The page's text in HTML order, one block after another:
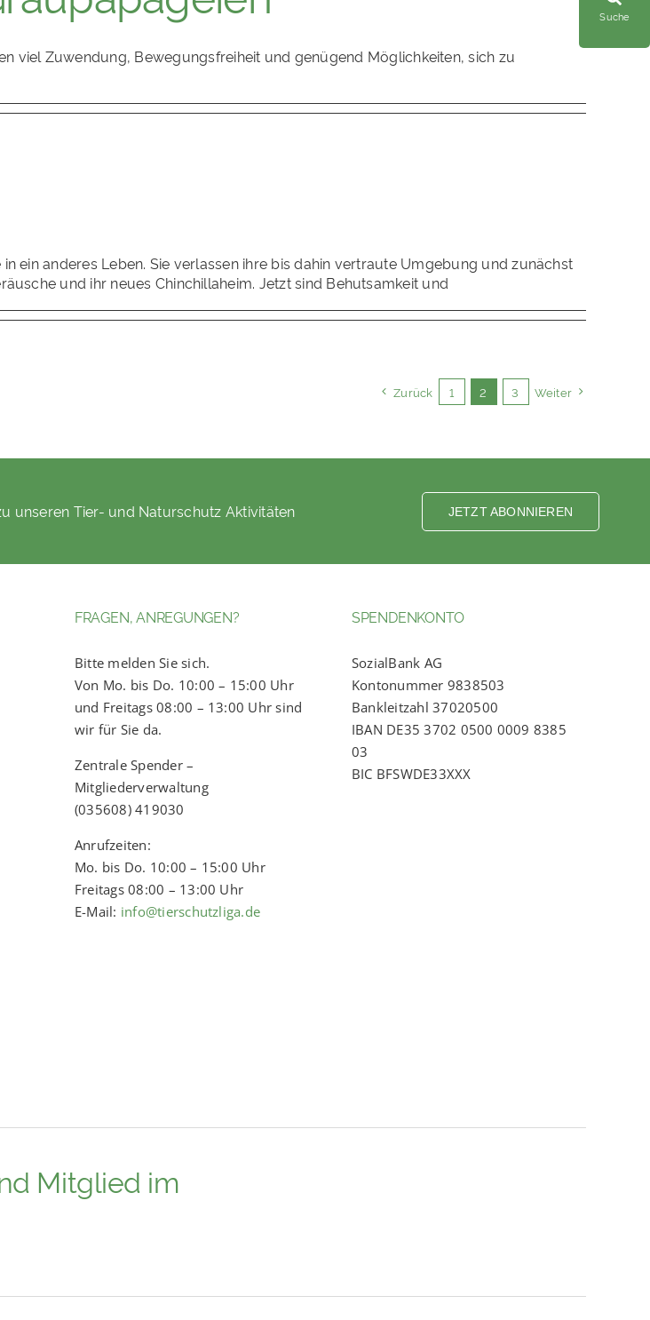
Suche
viel Zuwendung, Bewegungsfreiheit und genügend Möglichkeiten, sich zu
ein anderes Leben. Sie verlassen ihre bis dahin vertraute Umgebung und zunächst
und ihr neues Chinchillaheim. Jetzt sind Behutsamkeit und
Zurück 1 2 3 Weiter
unseren Tier- und Naturschutz Aktivitäten JETZT ABONNIEREN
FRAGEN, ANREGUNGEN?
Bitte melden Sie sich.
Von Mo. bis Do. 10:00 – 15:00 Uhr
und Freitags 08:00 – 13:00 Uhr sind
wir für Sie da.
Zentrale Spender –
Mitgliederverwaltung
(035608) 419030
Anrufzeiten:
Mo. bis Do. 10:00 – 15:00 Uhr
Freitags 08:00 – 13:00 Uhr
E-Mail: info@tierschutzliga.de
SPENDENKONTO
SozialBank AG
Kontonummer 9838503
Bankleitzahl 37020500
IBAN DE35 3702 0500 0009 8385
03
BIC BFSWDE33XXX
Mitglied im